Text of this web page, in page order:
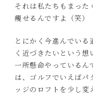
それは私たちもまった
痩せるんですよ（笑）
とにかく今進んでい
く近づきたいという想
一所懸命やっているん
は、ゴルフでいえばパ
ッジのロフトを少し変